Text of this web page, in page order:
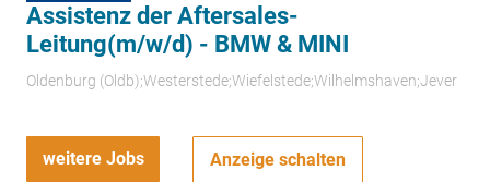
Assistenz der Aftersales-
Leitung(m/w/d) - BMW & MINI
Oldenburg (Oldb);Westerstede;Wiefelstede;Wilhelmshaven;Jever
weitere Jobs Anzeige schalten